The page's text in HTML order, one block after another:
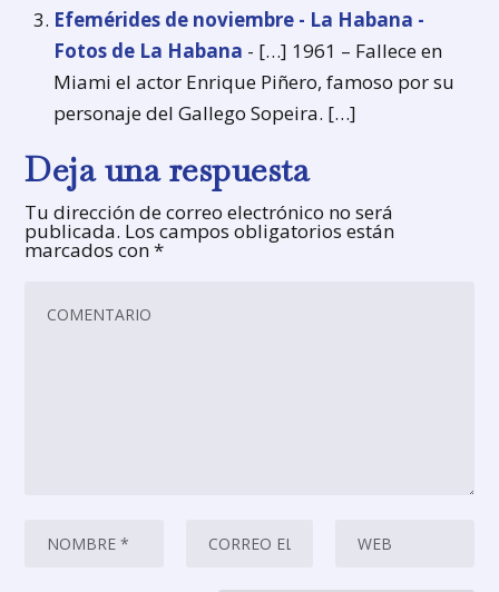
Efemérides de noviembre - La Habana -
Fotos de La Habana - […] 1961 – Fallece en
Miami el actor Enrique Piñero, famoso por su
personaje del Gallego Sopeira. […]
Deja una respuesta
Tu dirección de correo electrónico no será
publicada. Los campos obligatorios están
marcados con*